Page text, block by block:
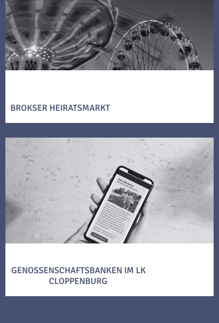
BROKSER HEIRATSMARKT
GENOSSENSCHAFTSBANKEN IM LK
CLOPPENBURG